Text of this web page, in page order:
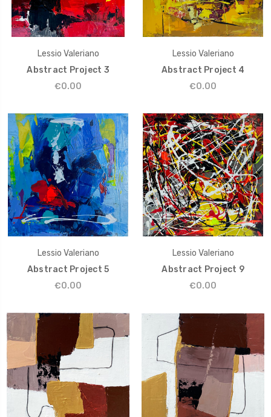
Lessio Valeriano
Abstract Project 3
€0.00
Lessio Valeriano
Abstract Project 4
€0.00
Lessio Valeriano
Abstract Project 5
€0.00
Lessio Valeriano
Abstract Project 9
€0.00